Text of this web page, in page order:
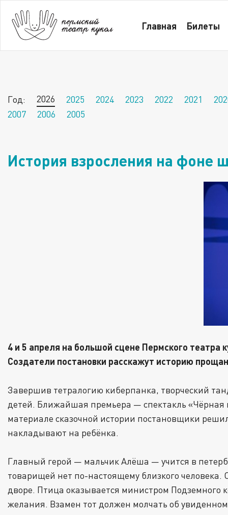
Главная Билеты
Главная
Год: 2026 2025 2024 2023 2022 2021
2007
2006 2005
История взросления на фоне
4 и 5 апреля на большой сцене Пермского
Создатели постановки расскажут историю
Завершив тетралогию киберпанка, творческий
детей. Ближайшая премьера — спектакль
материале сказочной истории постановщики
накладывают на ребёнка.
Главный герой — мальчик Алёша — учится в
товарищей нет по-настоящему близкого
дворе. Птица оказывается министром Подземного
желания. Взамен тот должен молчать об